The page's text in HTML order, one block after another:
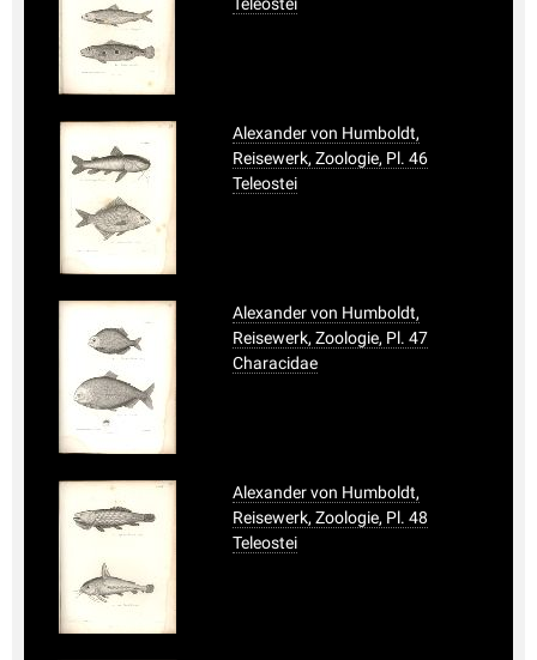
Alexander von Humboldt,
Reisewerk, Zoologie, Pl. 46
Teleostei
Alexander von Humboldt,
Reisewerk, Zoologie, Pl. 47
Characidae
Alexander von Humboldt,
Reisewerk, Zoologie, Pl. 48
Teleostei